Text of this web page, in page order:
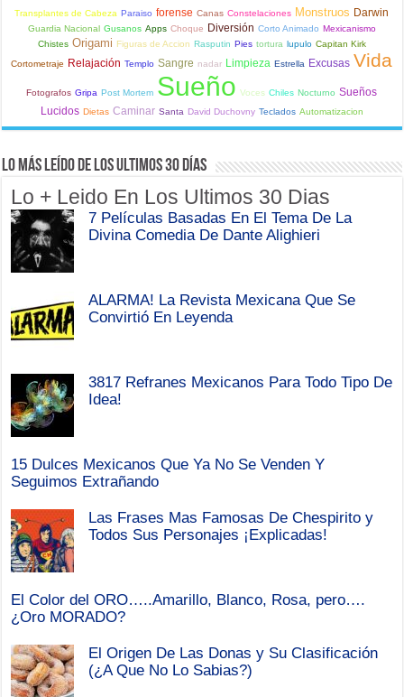
Transplantes de Cabeza Paraiso forense Canas Constelaciones Monstruos Darwin
Guardia Nacional Gusanos Apps Choque Diversión Corto Animado Mexicanismo
Chistes Origami Figuras de Accion Rasputin Pies tortura lupulo Capitan Kirk
Cortometraje
Relajación Templo Sangre nadar Limpieza Estrella Excusas Vida
Fotografos Gripa Post Mortem Sueño Voces Chiles Nocturno Sueños
Lucidos Dietas Caminar Santa David Duchovny Teclados Automatizacion
Lo Más Leído de Los Ultimos 30 Días
Lo + Leido En Los Ultimos 30 Dias
7 Películas Basadas En El Tema De La
Divina Comedia De Dante Alighieri
ALARMA! La Revista Mexicana Que Se
Convirtió En Leyenda
3817 Refranes Mexicanos Para Todo Tipo De
Idea!
15 Dulces Mexicanos Que Ya No Se Venden Y
Seguimos Extrañando
Las Frases Mas Famosas De Chespirito y
Todos Sus Personajes ¡Explicadas!
El Color del ORO…..Amarillo, Blanco, Rosa, pero….
¿Oro MORADO?
El Origen De Las Donas y Su Clasificación
(¿A Que No Lo Sabias?)